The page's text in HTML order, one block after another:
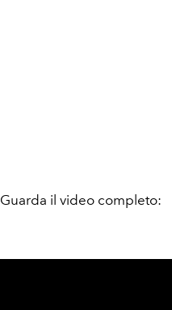
Guarda il video completo: